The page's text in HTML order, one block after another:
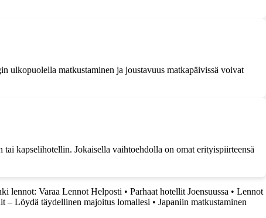
ulkopuolella matkustaminen ja joustavuus matkapäivissä voivat
kapselihotellin. Jokaisella vaihtoehdolla on omat erityispiirteensä
lennot: Varaa Lennot Helposti • Parhaat hotellit Joensuussa • Lennot
– Löydä täydellinen majoitus lomallesi • Japaniin matkustaminen